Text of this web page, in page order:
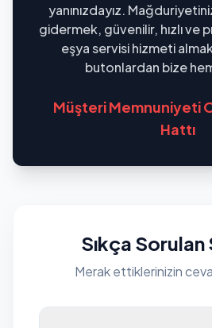
yanınızdayız.
gidermek, güvenilir, hızlı ve
eşya servisi hizmeti
butonlardan bize
Müşteri Memnuniyeti
Hattı
Sıkça
Merak ettiklerinizin